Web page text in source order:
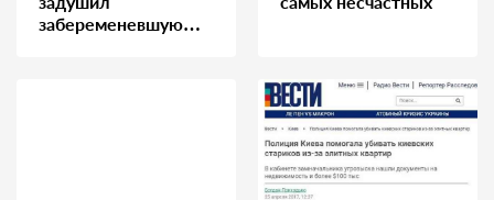
забеременевшую